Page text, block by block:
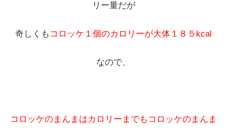
リー量だが
奇しくも コロッケ１個のカロリーが大体１８５kcal
なので、
コロッケのまんまはカロリーまでもコロッケのまんま